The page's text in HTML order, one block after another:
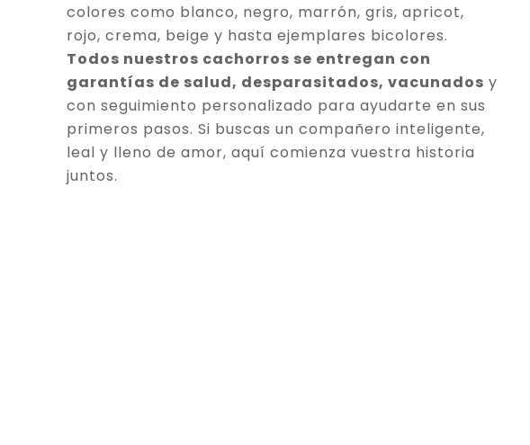
colores como blanco, negro, marrón, gris, apricot,
rojo, crema, beige y hasta ejemplares bicolores.
Todos nuestros cachorros se entregan con
garantías de salud, desparasitados, vacunados y
con seguimiento personalizado para ayudarte en sus
primeros pasos. Si buscas un compañero inteligente,
leal y lleno de amor, aquí comienza vuestra historia
juntos.